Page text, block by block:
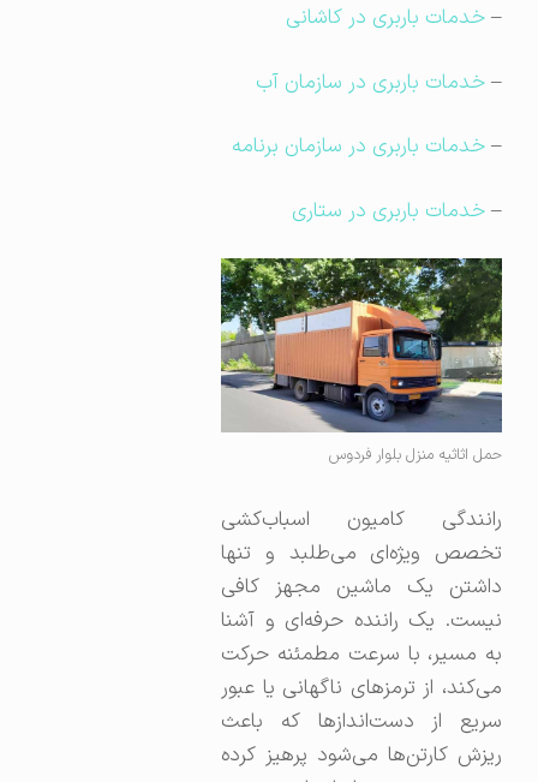
خدمات باربری در کاشانی
خدمات باربری در سازمان آب
خدمات باربری در سازمان برنامه
خدمات باربری در ستاری
حمل اثاثیه منزل بلوار فردوس
رانندگی کامیون اسباب‌کشی
تخصص ویژه‌ای می‌طلبد و تنها
داشتن یک ماشین مجهز کافی
نیست. یک راننده حرفه‌ای و آشنا
به مسیر، با سرعت مطمئنه حرکت
می‌کند، از ترمزهای ناگهانی یا عبور
سریع از دست‌اندازها که باعث
ریزش کارتن‌ها می‌شود پرهیز کرده